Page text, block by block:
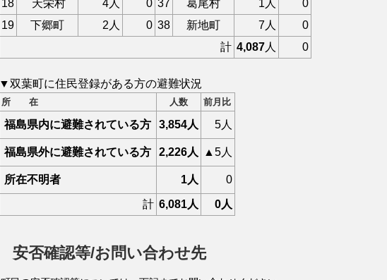
18
天栄村 4人 0 37 葛尾村 1人
0
19
下郷町 2人 0 38 新地町 7人
0
計 4,087人 0
▼双葉町に住民登録がある方の避難状況
所 在 人数 前月比
福島県内に避難されている方 3,854人 5人
福島県外に避難されている方 2,226人 ▲5人
所在不明者 1人 0
計 6,081人 0人
安否確認等/お問い合わせ先